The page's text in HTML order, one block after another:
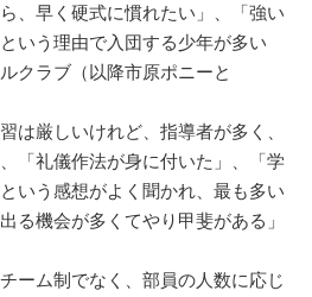
、早く硬式に慣れたい」、「強い
いう理由で入団する少年が多い
クラブ（以降市原ポニーと
は厳しいけれど、指導者が多く、
「礼儀作法が身に付いた」、「学
いう感想がよく聞かれ、最も多い
る機会が多くてやり甲斐がある」
ーム制でなく、部員の人数に応じ